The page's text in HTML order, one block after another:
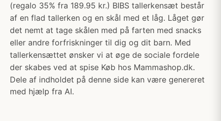
(regalo 35% fra 189.95 kr.) BIBS tallerkensæt består
af en flad tallerken og en skål med et låg. Låget gør
det nemt at tage skålen med på farten med snacks
eller andre forfriskninger til dig og dit barn. Med
tallerkensættet ønsker vi at øge de sociale fordele
der skabes ved at spise Køb hos Mammashop.dk.
Dele af indholdet på denne side kan være genereret
med hjælp fra AI.